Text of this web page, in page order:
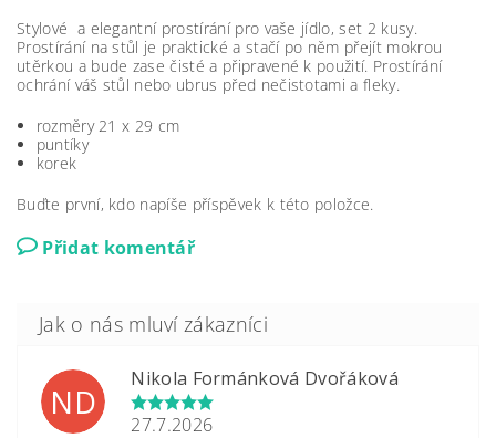
Stylové a elegantní prostírání pro vaše jídlo, set 2 kusy.
Prostírání na stůl je praktické a stačí po něm přejít mokrou
utěrkou a bude zase čisté a připravené k použití. Prostírání
ochrání váš stůl nebo ubrus před nečistotami a fleky.
rozměry 21 x 29 cm
puntíky
korek
Buďte první, kdo napíše příspěvek k této položce.
Přidat komentář
ND
Nikola Formánková Dvořáková
27.7.2026